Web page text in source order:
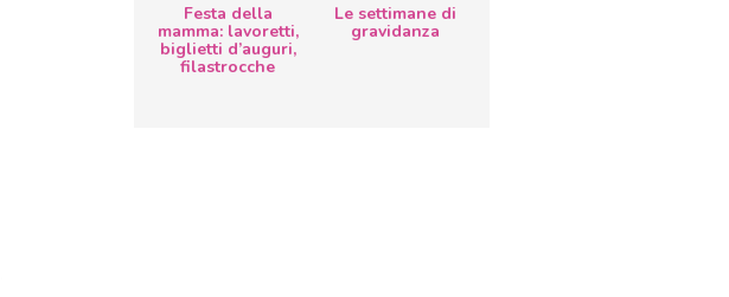
Festa della
mamma: lavoretti,
biglietti d’auguri,
filastrocche
Le settimane di
gravidanza